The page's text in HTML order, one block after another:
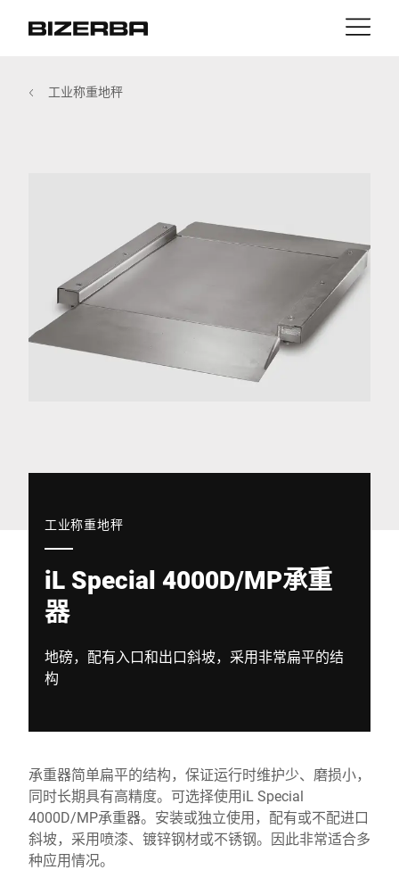
服务与支持
MyBizerba
澳大利亚
非洲
工业称重地秤
工业称重地秤
iL Special 4000D/MP承重
器
地磅，配有入口和出口斜坡，采用非常扁平的结
构
承重器简单扁平的结构，保证运行时维护少、磨损小，
同时长期具有高精度。可选择使用iL Special
4000D/MP承重器。安装或独立使用，配有或不配进口
斜坡，采用喷漆、镀锌钢材或不锈钢。因此非常适合多
种应用情况。